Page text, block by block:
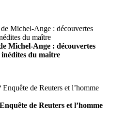
Michel-Ange : découvertes
du maître
de Reuters et l’homme